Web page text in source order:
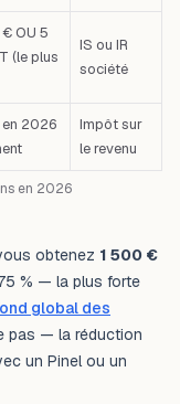
en 2026
OU 5
(le plus
IS ou IR
société
2026
Impôt sur
le revenu
obtenez 1 500 €
% — la plus forte
global des
pas — la réduction
un Pinel ou un